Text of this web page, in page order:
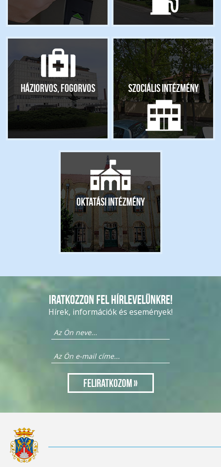
Háziorvos, fogorvos Szociális intézmény
Oktatási intézmény
Iratkozzon fel hírlevelünkre!
Hírek, információk és események!